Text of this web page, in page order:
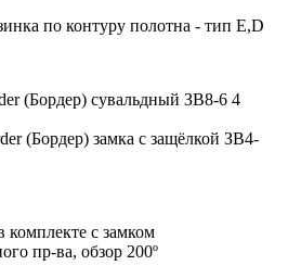
по контуру полотна - тип Е,D
(Бордер) сувальдный ЗВ8-6 4
(Бордер) замка с защёлкой ЗВ4-
комплекте с замком
пр-ва, обзор 200º